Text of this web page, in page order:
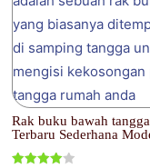
Rak buku bawah tangga
Terbaru Sederhana